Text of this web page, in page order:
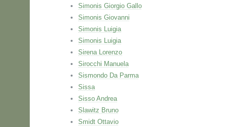
Simonis Giorgio Gallo
Simonis Giovanni
Simonis Luigia
Simonis Luigia
Sirena Lorenzo
Sirocchi Manuela
Sismondo Da Parma
Sissa
Sisso Andrea
Slawitz Bruno
Smidt Ottavio